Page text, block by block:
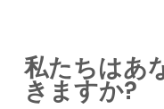
私たちはあ
きますか?